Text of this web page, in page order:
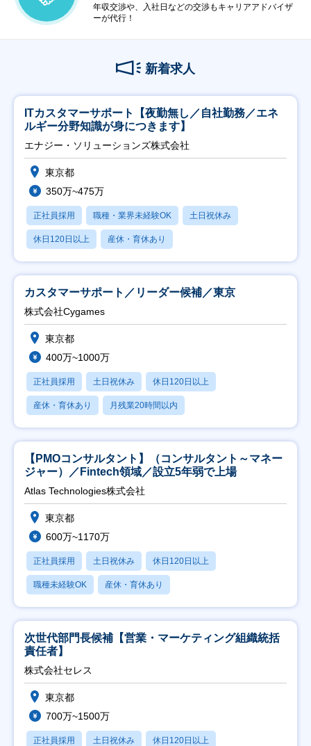
年収交渉や、入社日などの交渉もキャリアアドバイザ
ーが代行！
新着求人
ITカスタマーサポート【夜勤無し／自社勤務／エネ
ルギー分野知識が身につきます】
エナジー・ソリューションズ株式会社
東京都
350万~475万
正社員採用 職種・業界未経験OK 土日祝休み
休日120日以上 産休・育休あり
カスタマーサポート／リーダー候補／東京
株式会社Cygames
東京都
400万~1000万
正社員採用 土日祝休み 休日120日以上
産休・育休あり 月残業20時間以内
【PMOコンサルタント】（コンサルタント～マネー
ジャー）／Fintech領域／設立5年弱で上場
Atlas Technologies株式会社
東京都
600万~1170万
正社員採用 土日祝休み 休日120日以上
職種未経験OK 産休・育休あり
次世代部門長候補【営業・マーケティング組織統括
責任者】
株式会社セレス
東京都
700万~1500万
正社員採用 土日祝休み 休日120日以上